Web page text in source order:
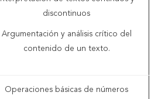
discontinuos
Argumentación y análisis crítico del
contenido de un texto.
Operaciones básicas de números